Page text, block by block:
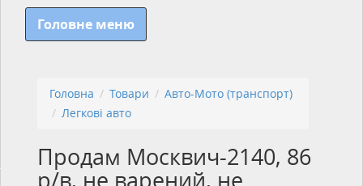
Головне меню
Головна Товари
Авто-Мото (транспорт)
Легкові авто
Продам Москвич-2140, 86